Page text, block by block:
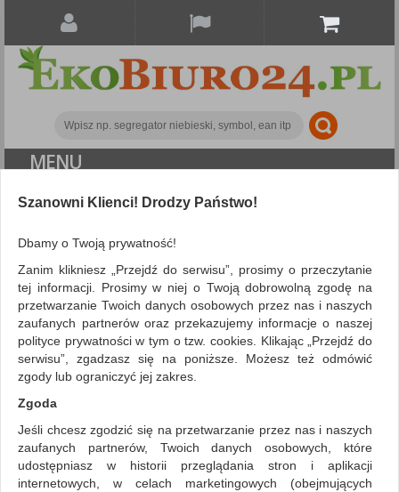
MENU
Archiwizacja dokumentów
Master, PP, A4/75mm, biały
Szanowni Klienci! Drodzy Państwo!
Dbamy o Twoją prywatność!
Zanim klikniesz „Przejdź do serwisu”, prosimy o przeczytanie
tej informacji. Prosimy w niej o Twoją dobrowolną zgodę na
przetwarzanie Twoich danych osobowych przez nas i naszych
zaufanych partnerów oraz przekazujemy informacje o naszej
polityce prywatności w tym o tzw. cookies. Klikając „Przejdź do
serwisu”, zgadzasz się na poniższe. Możesz też odmówić
zgody lub ograniczyć jej zakres.
Zgoda
Jeśli chcesz zgodzić się na przetwarzanie przez nas i naszych
zaufanych partnerów, Twoich danych osobowych, które
udostępniasz w historii przeglądania stron i aplikacji
internetowych, w celach marketingowych (obejmujących